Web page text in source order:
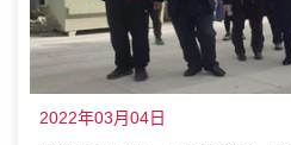
2022年03月04日